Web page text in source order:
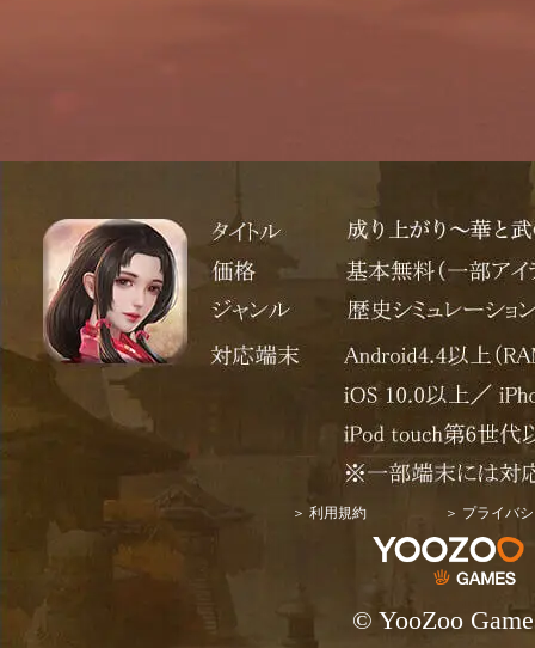
＞ 利用規約 ＞ プライバ
© YooZoo